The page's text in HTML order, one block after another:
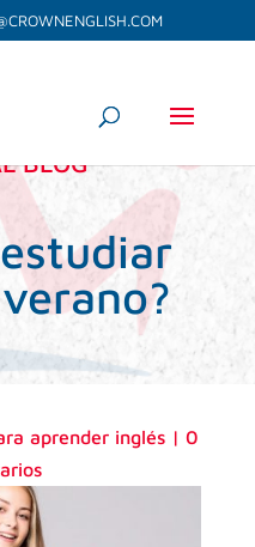
BLOG
aprender inglés |0